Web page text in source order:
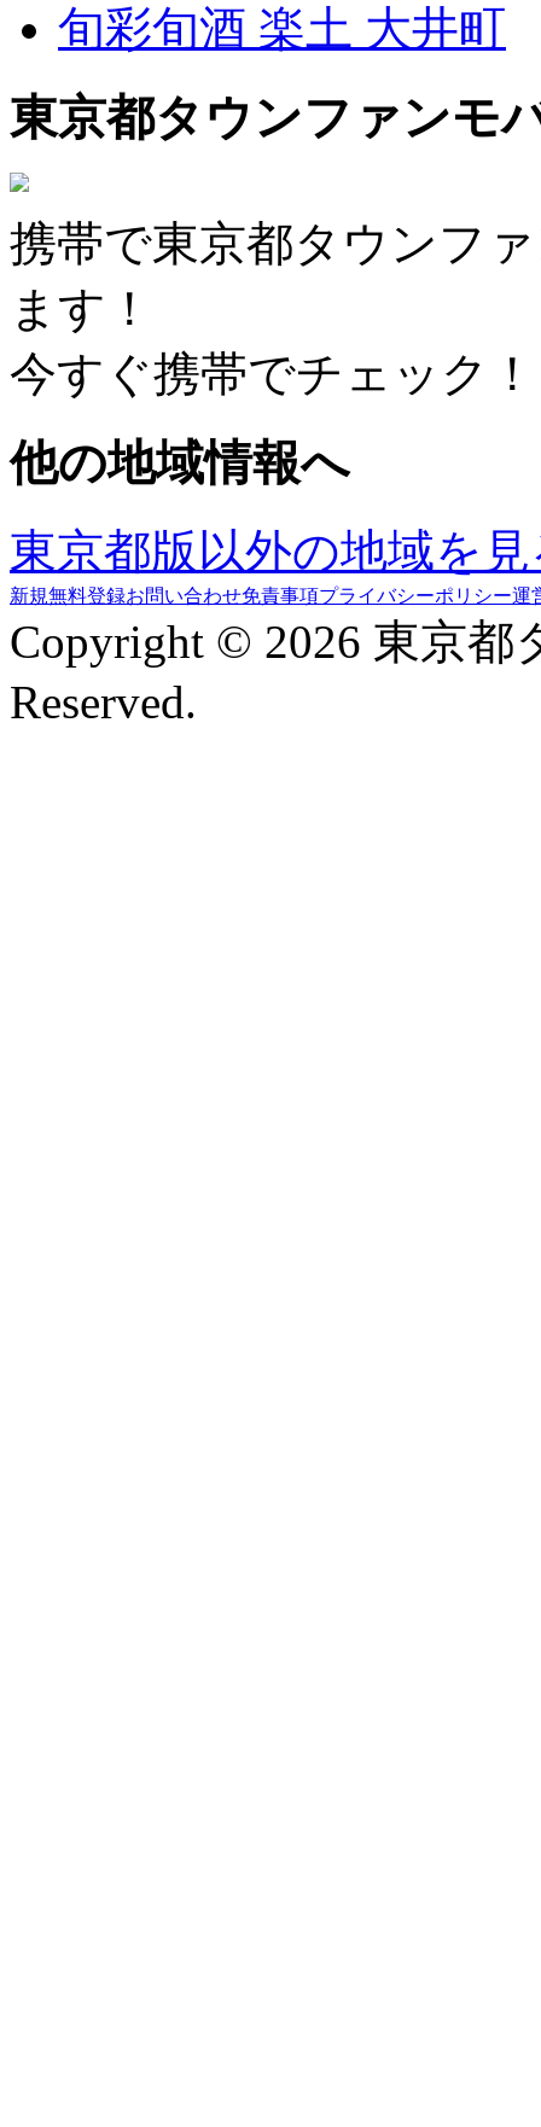
旬彩旬酒 楽土 大井町
東京都タウンファンモ
携帯で東京都タウンフ
ます！
今すぐ携帯でチェック！
他の地域情報へ
東京都版以外の地域を
新規無料登録お問い合わせ免責事項プライバシーポリシー運
Copyright © 2026 東京
Reserved.